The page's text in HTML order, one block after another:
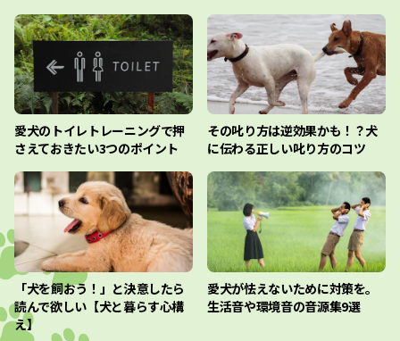
愛犬のトイレトレーニングで押
さえておきたい3つのポイント
その叱り方は逆効果かも！？犬
に伝わる正しい叱り方のコツ
「犬を飼おう！」と決意したら
読んで欲しい【犬と暮らす心構
え】
愛犬が怯えないために対策を。
生活音や環境音の音源集9選